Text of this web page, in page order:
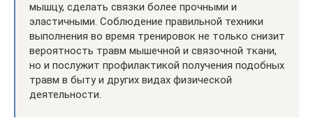
мышцу, сделать связки более прочными и
эластичными. Соблюдение правильной техники
выполнения во время тренировок не только снизит
вероятность травм мышечной и связочной ткани,
но и послужит профилактикой получения подобных
травм в быту и других видах физической
деятельности.